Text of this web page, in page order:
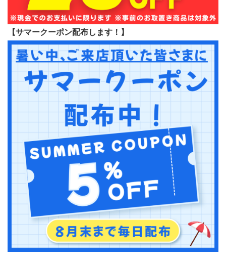
【サマークーポン配布します！】